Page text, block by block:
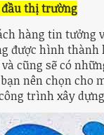
thị trường
hàng tin
được hình
cũng sẽ có
nên chọn
trình xây